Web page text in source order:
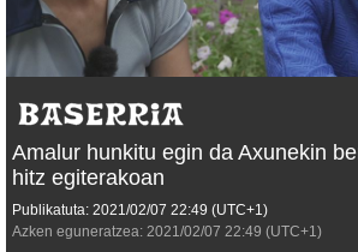
Amalur hunkitu egin da Axunekin
hitz egiterakoan
Publikatuta: 2021/02/07 22:49 (UTC+1)
Azken eguneratzea: 2021/02/07 22:49 (UTC+1)